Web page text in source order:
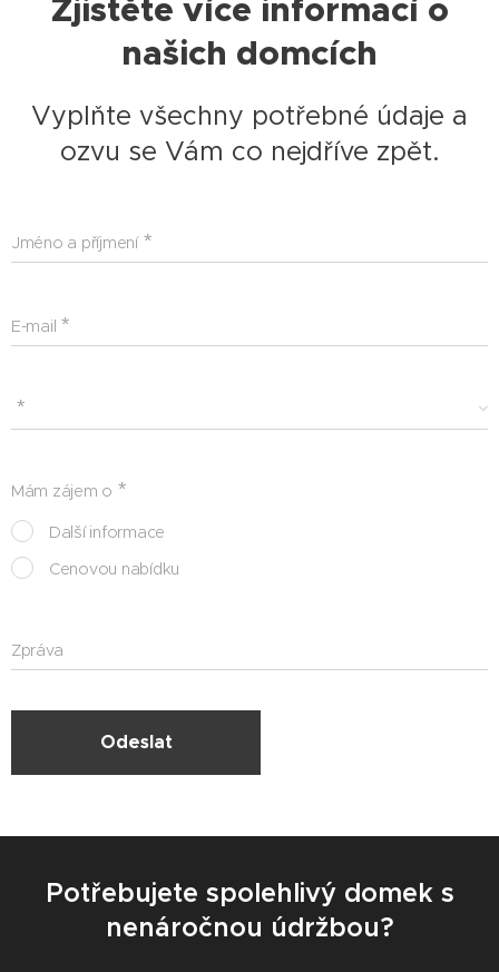
Zjistěte více informací o
našich domcích
Vyplňte všechny potřebné údaje a
ozvu se Vám co nejdříve zpět.
Jméno a příjmení
E-mail
Mám zájem o
Další informace
Cenovou nabídku
Zpráva
Odeslat
Potřebujete spolehlivý domek s
nenáročnou údržbou?